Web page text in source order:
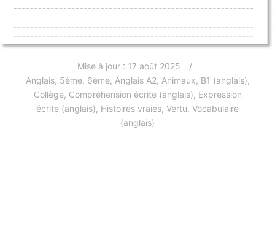
Mise à jour : 17 août 2025
Anglais, 5ème, 6ème, Anglais A2, Animaux, B1 (anglais),
Collège, Compréhension écrite (anglais), Expression
écrite (anglais), Histoires vraies, Vertu, Vocabulaire
(anglais)